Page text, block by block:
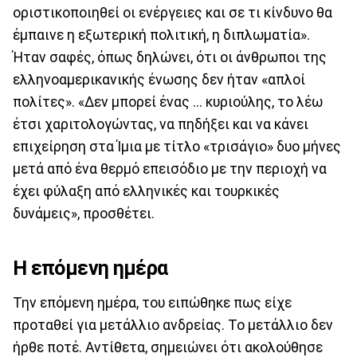
οριστικοποιηθεί οι ενέργειες και σε τι κίνδυνο θα
έμπαινε η εξωτερική πολιτική, η διπλωματία».
Ήταν σαφές, όπως δηλώνει, ότι οι άνθρωποι της
ελληνοαμερικανικής ένωσης δεν ήταν «απλοί
πολίτες». «Δεν μπορεί ένας ... κυριούλης, το λέω
έτσι χαριτολογώντας, να πηδήξει και να κάνει
επιχείρηση στα Ίμια με τίτλο «τρισάγιο» δυο μήνες
μετά από ένα θερμό επεισόδιο με την περιοχή να
έχει φύλαξη από ελληνικές και τουρκικές
δυνάμεις», προσθέτει.
Η επόμενη ημέρα
Την επόμενη ημέρα, του ειπώθηκε πως είχε
προταθεί για μετάλλιο ανδρείας. Το μετάλλιο δεν
ήρθε ποτέ. Αντίθετα, σημειώνει ότι ακολούθησε